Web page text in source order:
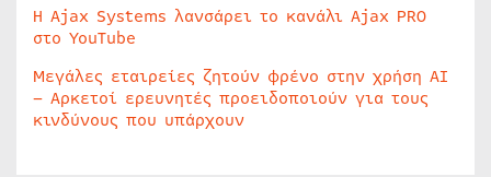
Η Ajax Systems λανσάρει το κανάλι Ajax PRO
στο YouTube
Μεγάλες εταιρείες ζητούν φρένο στην χρήση AI
– Αρκετοί ερευνητές προειδοποιούν για τους
κινδύνους που υπάρχουν